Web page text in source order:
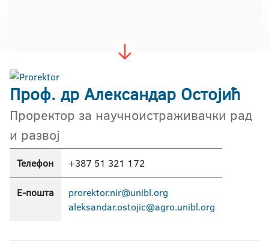
Проф. др Александар Остојић
Проректор за научноистраживачки рад
и развој
Телефон +387 51 321 172
Е-пошта
prorektor.nir@unibl.org
aleksandar.ostojic@agro.unibl.org